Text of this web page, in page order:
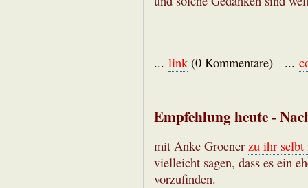
... link (0 Kommentare) ...
Empfehlung heute -
mit Anke Groener zu ihr selbt
vielleicht sagen, dass es ein
vorzufinden.